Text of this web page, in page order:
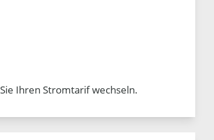
Ihren Stromtarif wechseln.